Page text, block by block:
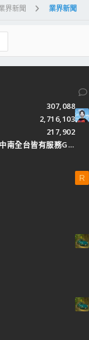
界新聞 業界新聞
307,088
2,716,103
217,902
台皆有服務Gleezy：tw3
R